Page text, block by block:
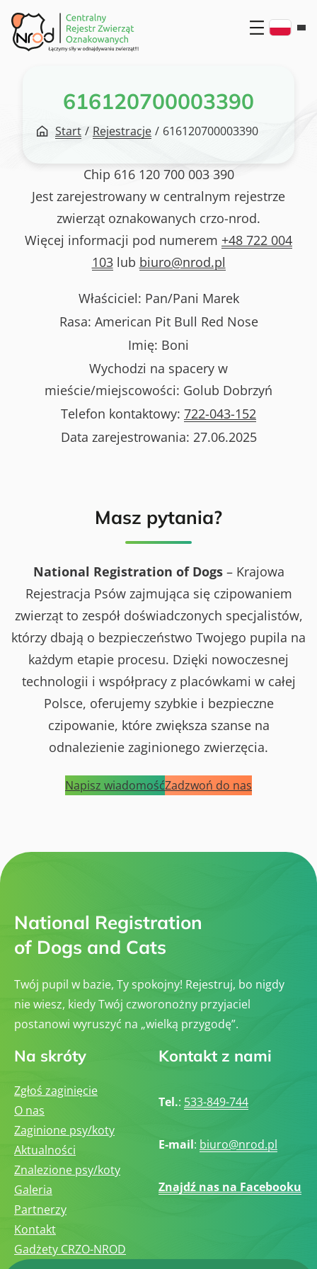
Przejdź
do
treści
616120700003390
Start / Rejestracje / 616120700003390
Chip 616 120 700 003 390
Jest zarejestrowany w centralnym rejestrze
zwierząt oznakowanych crzo-nrod.
Więcej informacji pod numerem +48 722 004
103lub biuro@nrod.pl
Właściciel: Pan/Pani Marek
Rasa: American Pit Bull Red Nose
Imię: Boni
Wychodzi na spacery w
mieście/miejscowości: Golub Dobrzyń
Telefon kontaktowy: 722-043-152
Data zarejestrowania: 27.06.2025
Masz pytania?
National Registration of Dogs– Krajowa
Rejestracja Psów zajmująca się czipowaniem
zwierząt to zespół doświadczonych specjalistów,
którzy dbają o bezpieczeństwo Twojego pupila na
każdym etapie procesu. Dzięki nowoczesnej
technologii i współpracy z placówkami w całej
Polsce, oferujemy szybkie i bezpieczne
czipowanie, które zwiększa szanse na
odnalezienie zaginionego zwierzęcia.
Napisz wiadomośćZadzwoń do nas
National Registration
of Dogs and Cats
Twój pupil w bazie, Ty spokojny! Rejestruj, bo nigdy
nie wiesz, kiedy Twój czworonożny przyjaciel
postanowi wyruszyć na „wielką przygodę”.
Na skróty
Zgłoś zaginięcie
O nas
Zaginione psy/koty
Aktualności
Znalezione psy/koty
Galeria
Partnerzy
Kontakt
Gadżety CRZO-NROD
Kontakt z nami
Tel.: 533-849-744
E-mail: biuro@nrod.pl
Znajdź nas na Facebooku